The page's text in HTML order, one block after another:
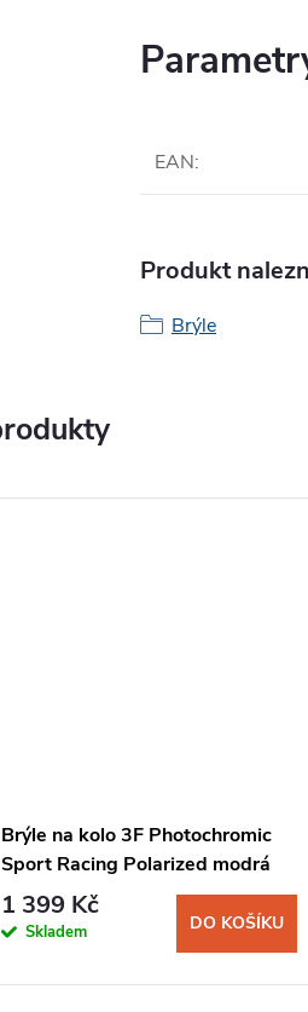
EAN:
Produkt
Brýle
Brýle na kolo 3F Photochromic
Sport Racing Polarized modrá
1 399 Kč
Skladem DO KOŠÍKU